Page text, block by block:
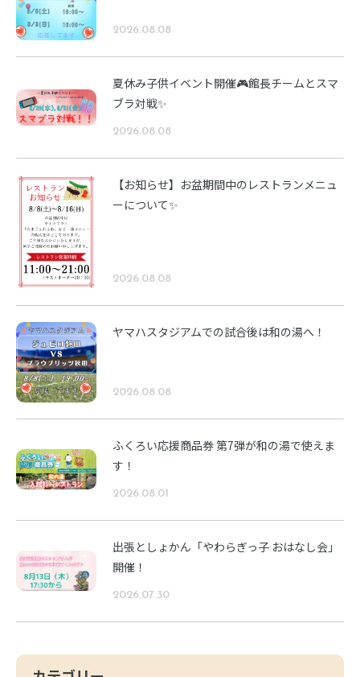
2026.08.08
夏休み子供イベント開催🎮館長チームとスマ
ブラ対戦✨
2026.08.08
【お知らせ】お盆期間中のレストランメニュ
ーについて✨
2026.08.08
ヤマハスタジアムでの試合後は和の湯へ！
2026.08.08
ふくろい応援商品券 第7弾が和の湯で使えま
す！
2026.08.01
出張としょかん「やわらぎっ子 おはなし会」
開催！
2026.07.30